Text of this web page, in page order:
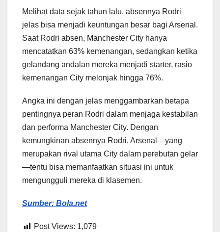
Melihat data sejak tahun lalu, absennya Rodri
jelas bisa menjadi keuntungan besar bagi Arsenal.
Saat Rodri absen, Manchester City hanya
mencatatkan 63% kemenangan, sedangkan ketika
gelandang andalan mereka menjadi starter, rasio
kemenangan City melonjak hingga 76%.
Angka ini dengan jelas menggambarkan betapa
pentingnya peran Rodri dalam menjaga kestabilan
dan performa Manchester City. Dengan
kemungkinan absennya Rodri, Arsenal—yang
merupakan rival utama City dalam perebutan gelar
—tentu bisa memanfaatkan situasi ini untuk
mengungguli mereka di klasemen.
Sumber: Bola.net
Post Views: 1,079